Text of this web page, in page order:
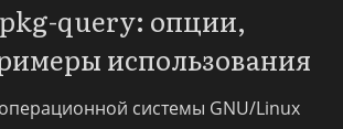
query: опции,
использования
системы GNU/Linux